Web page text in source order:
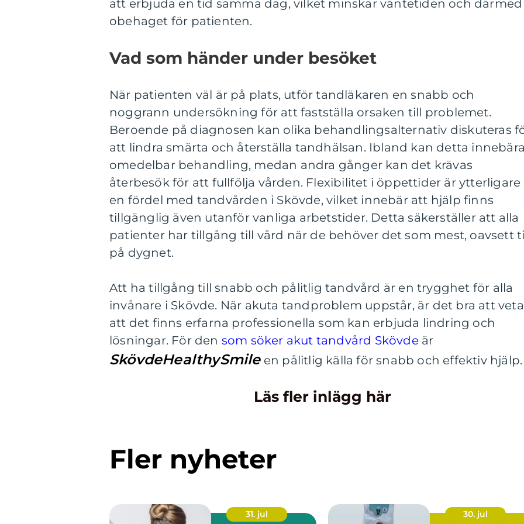
att erbjuda en tid samma dag, vilket minskar väntetiden och därmed
obehaget för patienten.
Vad som händer under besöket
När patienten väl är på plats, utför tandläkaren en snabb och
noggrann undersökning för att fastställa orsaken till problemet.
Beroende på diagnosen kan olika behandlingsalternativ diskuteras
att lindra smärta och återställa tandhälsan. Ibland kan detta innebära
omedelbar behandling, medan andra gånger kan det krävas
återbesök för att fullfölja vården. Flexibilitet i öppettider är ytterligare
en fördel med tandvården i Skövde, vilket innebär att hjälp finns
tillgänglig även utanför vanliga arbetstider. Detta säkerställer att alla
patienter har tillgång till vård när de behöver det som mest, oavsett
på dygnet.
Att ha tillgång till snabb och pålitlig tandvård är en trygghet för alla
invånare i Skövde. När akuta tandproblem uppstår, är det bra att veta
att det finns erfarna professionella som kan erbjuda lindring och
lösningar. För den som söker akut tandvård Skövdeär
SkövdeHealthySmile en pålitlig källa för snabb och effektiv hjälp.
Läs fler inlägg här
Fler nyheter
31. jul 30. jul